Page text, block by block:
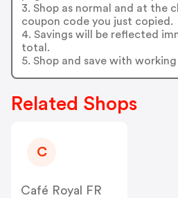
3. Shop as normal and at the
coupon code you just copied.
4. Savings will be reflected
total.
5. Shop and save with
Related Shops
C
Café Royal FR